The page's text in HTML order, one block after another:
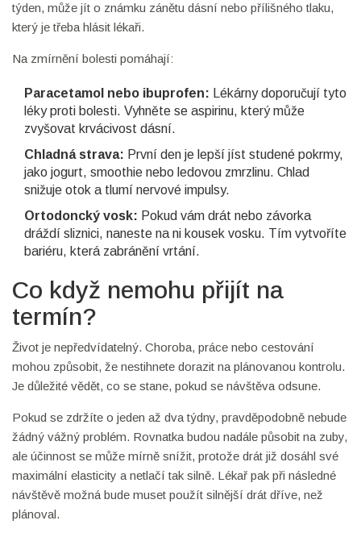
týden, může jít o známku zánětu dásní nebo přílišného tlaku,
který je třeba hlásit lékaři.
Na zmírnění bolesti pomáhají:
Paracetamol nebo ibuprofen: Lékárny doporučují tyto
léky proti bolesti. Vyhněte se aspirinu, který může
zvyšovat krvácivost dásní.
Chladná strava: První den je lepší jíst studené pokrmy,
jako jogurt, smoothie nebo ledovou zmrzlinu. Chlad
snižuje otok a tlumí nervové impulsy.
Ortodoncký vosk: Pokud vám drát nebo závorka
dráždí sliznici, naneste na ni kousek vosku. Tím vytvoříte
bariéru, která zabránění vrtání.
Co když nemohu přijít na
termín?
Život je nepředvídatelný. Choroba, práce nebo cestování
mohou způsobit, že nestihnete dorazit na plánovanou kontrolu.
Je důležité vědět, co se stane, pokud se návštěva odsune.
Pokud se zdržíte o jeden až dva týdny, pravděpodobně nebude
žádný vážný problém. Rovnatka budou nadále působit na zuby,
ale účinnost se může mírně snížit, protože drát již dosáhl své
maximální elasticity a netlačí tak silně. Lékař pak při následné
návštěvě možná bude muset použít silnější drát dříve, než
plánoval.